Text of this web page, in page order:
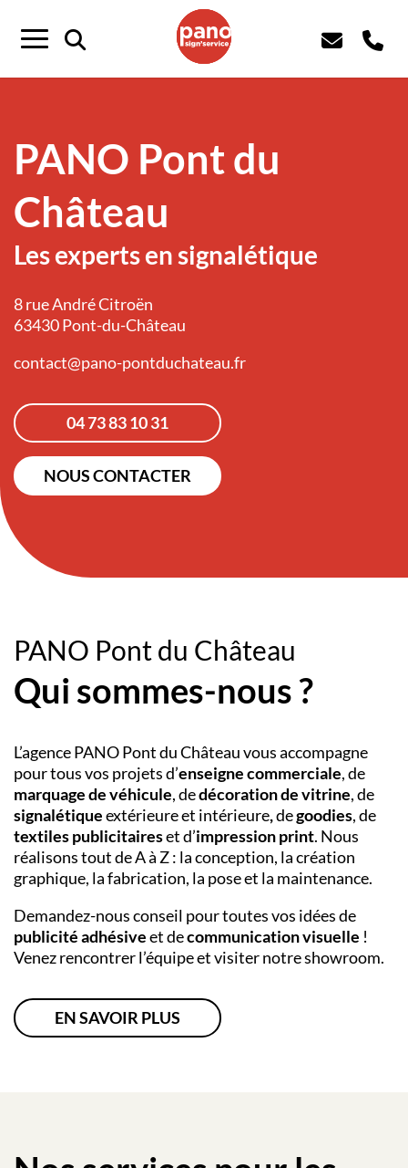
Menu
PANO Pont du
Château
Les experts en signalétique
8 rue André Citroën
63430 Pont-du-Château
contact@pano-pontduchateau.fr
04 73 83 10 31
NOUS CONTACTER
PANO Pont du Château
Qui sommes-nous ?
L’agence PANOPont du Châteauvous accompagne
pour tous vos projets d’enseigne commerciale, de
marquage de véhicule, dedécoration de vitrine, de
signalétiqueextérieure et intérieure,degoodies, de
textiles publicitaireset d’impression print. Nous
réalisons tout de A à Z : la conception, la création
graphique, la fabrication, la pose et la maintenance.
Demandez-nous conseil pour toutes vos idées de
publicité adhésiveet decommunication visuelle !
Venez rencontrer l’équipe et visiter notre showroom.
EN SAVOIR PLUS
Panneau de gestion des cookies